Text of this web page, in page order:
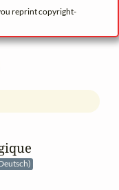
reprint copyright-